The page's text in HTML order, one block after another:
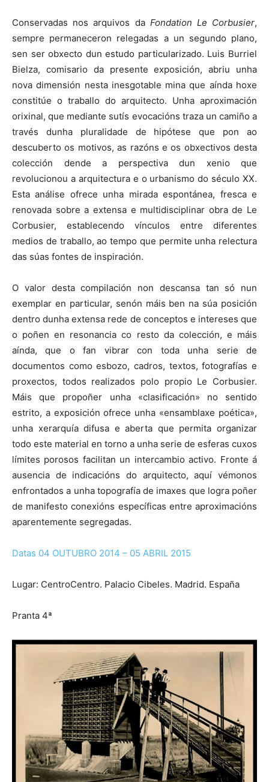
Conservadas nos arquivos daFondation Le Corbusier,
sempre permaneceron relegadas a un segundo plano,
sen ser obxecto dun estudo particularizado. Luis Burriel
Bielza, comisario da presente exposición, abriu unha
nova dimensión nesta inesgotable mina que aínda hoxe
constitúe o traballo do arquitecto. Unha aproximación
orixinal, que mediante sutís evocacións traza un camiño a
través dunha pluralidade de hipótese que pon ao
descuberto os motivos, as razóns e os obxectivos desta
colección dende a perspectiva dun xenio que
revolucionou a arquitectura e o urbanismo do século XX.
Esta análise ofrece unha mirada espontánea, fresca e
renovada sobre a extensa e multidisciplinar obra de Le
Corbusier, establecendo vínculos entre diferentes
medios de traballo, ao tempo que permite unha relectura
das súas fontes de inspiración.
O valor desta compilación non descansa tan só nun
exemplar en particular, senón máis ben na súa posición
dentro dunha extensa rede de conceptos e intereses que
o poñen en resonancia co resto da colección, e máis
aínda, que o fan vibrar con toda unha serie de
documentos como esbozo, cadros, textos, fotografías e
proxectos, todos realizados polo propio Le Corbusier.
Máis que propoñer unha «clasificación» no sentido
estrito, a exposición ofrece unha «ensamblaxe poética»,
unha xerarquía difusa e aberta que permita organizar
todo este material en torno a unha serie de esferas cuxos
límites porosos facilitan un intercambio activo. Fronte á
ausencia de indicacións do arquitecto, aquí vémonos
enfrontados a unha topografía de imaxes que logra poñer
de manifesto conexións específicas entre aproximacións
aparentemente segregadas.
Datas 04 OUTUBRO 2014 – 05 ABRIL 2015
Lugar: CentroCentro. Palacio Cibeles. Madrid. España
Pranta 4ª